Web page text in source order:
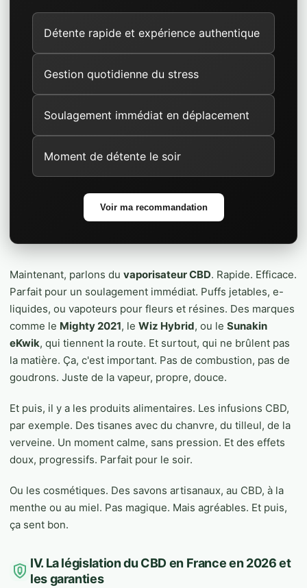
Détente rapide et expérience authentique
Gestion quotidienne du stress
Soulagement immédiat en déplacement
Moment de détente le soir
Voir ma recommandation
Maintenant, parlons du vaporisateur CBD. Rapide. Efficace.
Parfait pour un soulagement immédiat. Puffs jetables, e-
liquides, ou vapoteurs pour fleurs et résines. Des marques
comme le Mighty 2021, le Wiz Hybrid, ou le Sunakin
eKwik, qui tiennent la route. Et surtout, qui ne brûlent pas
la matière. Ça, c'est important. Pas de combustion, pas de
goudrons. Juste de la vapeur, propre, douce.
Et puis, il y a les produits alimentaires. Les infusions CBD,
par exemple. Des tisanes avec du chanvre, du tilleul, de la
verveine. Un moment calme, sans pression. Et des effets
doux, progressifs. Parfait pour le soir.
Ou les cosmétiques. Des savons artisanaux, au CBD, à la
menthe ou au miel. Pas magique. Mais agréables. Et puis,
ça sent bon.
IV. La législation du CBD en France en 2026 et
les garanties